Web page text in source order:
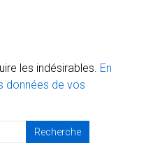
les indésirables. En
données de vos